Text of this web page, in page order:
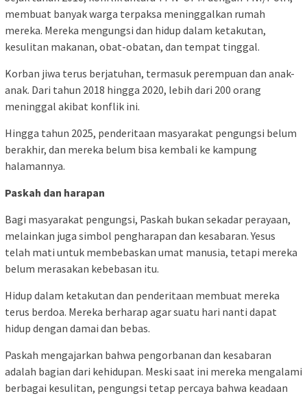
membuat banyak warga terpaksa meninggalkan rumah
mereka. Mereka mengungsi dan hidup dalam ketakutan,
kesulitan makanan, obat-obatan, dan tempat tinggal.
Korban jiwa terus berjatuhan, termasuk perempuan dan anak-
anak. Dari tahun 2018 hingga 2020, lebih dari 200 orang
meninggal akibat konflik ini.
Hingga tahun 2025, penderitaan masyarakat pengungsi belum
berakhir, dan mereka belum bisa kembali ke kampung
halamannya.
Paskah dan harapan
Bagi masyarakat pengungsi, Paskah bukan sekadar perayaan,
melainkan juga simbol pengharapan dan kesabaran. Yesus
telah mati untuk membebaskan umat manusia, tetapi mereka
belum merasakan kebebasan itu.
Hidup dalam ketakutan dan penderitaan membuat mereka
terus berdoa. Mereka berharap agar suatu hari nanti dapat
hidup dengan damai dan bebas.
Paskah mengajarkan bahwa pengorbanan dan kesabaran
adalah bagian dari kehidupan. Meski saat ini mereka mengalami
berbagai kesulitan, pengungsi tetap percaya bahwa keadaan